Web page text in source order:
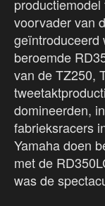
voorvader van
geïntroduceerd
beroemde
van de TZ250,
domineerden,
fabrieksracers
Yamaha doen
met de
was de